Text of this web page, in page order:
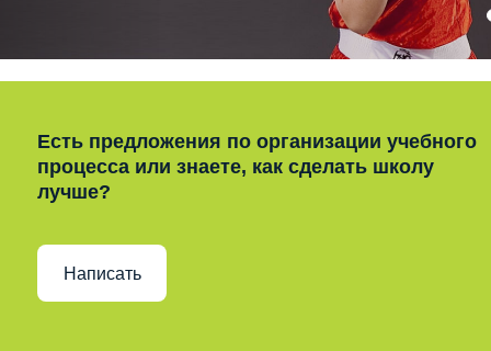
Есть предложения по организации учебного
процесса или знаете, как сделать школу
лучше?
Написать